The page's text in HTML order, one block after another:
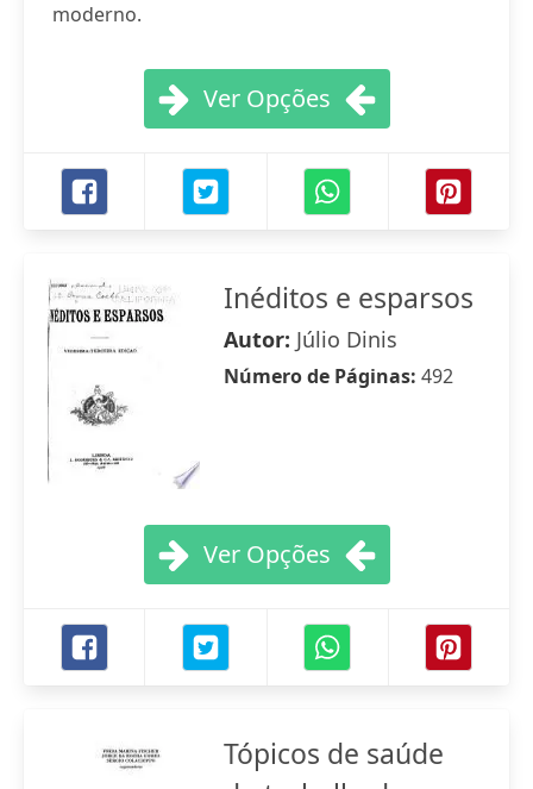
moderno.
Ver Opções
Inéditos e esparsos
Autor: Júlio Dinis
Número de Páginas: 492
Ver Opções
Tópicos de saúde